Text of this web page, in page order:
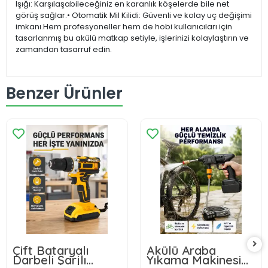
Işığı: Karşılaşabileceğiniz en karanlık köşelerde bile net
görüş sağlar.• Otomatik Mil Kilidi: Güvenli ve kolay uç değişimi
imkanı.Hem profesyoneller hem de hobi kullanıcıları için
tasarlanmış bu akülü matkap setiyle, işlerinizi kolaylaştırın ve
zamandan tasarruf edin.
Benzer Ürünler
Çift Bataryalı
Darbeli Şarjlı
Akülü Araba
Yıkama Makinesi